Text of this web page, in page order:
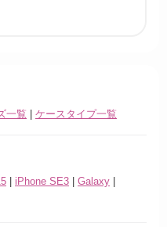
一覧 | ケースタイプ一覧
| iPhone SE3 | Galaxy |